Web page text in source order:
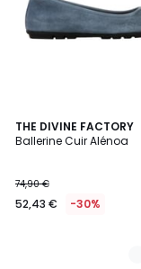
THE DIVINE FACTORY
Ballerine Cuir Alénoa
74,90 €
52,43 € -30%
2
Couleurs